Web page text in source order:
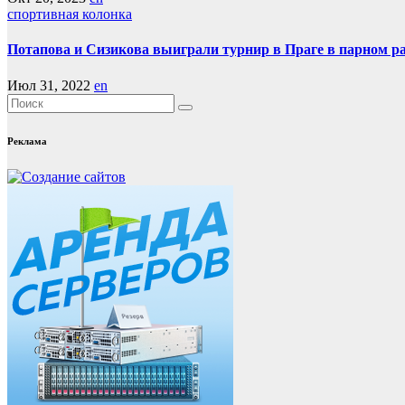
спортивная колонка
Потапова и Сизикова выиграли турнир в Праге в парном
Июл 31, 2022 en
Реклама